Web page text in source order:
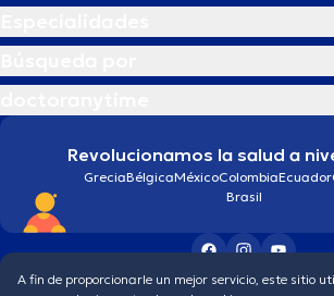
Revolucionamos la salud a
GreciaBélgicaMéxicoColombiaEcuador
Brasil
Condiciones generales Política de protección de
A fin de proporcionarle un mejor servicio, este sitio